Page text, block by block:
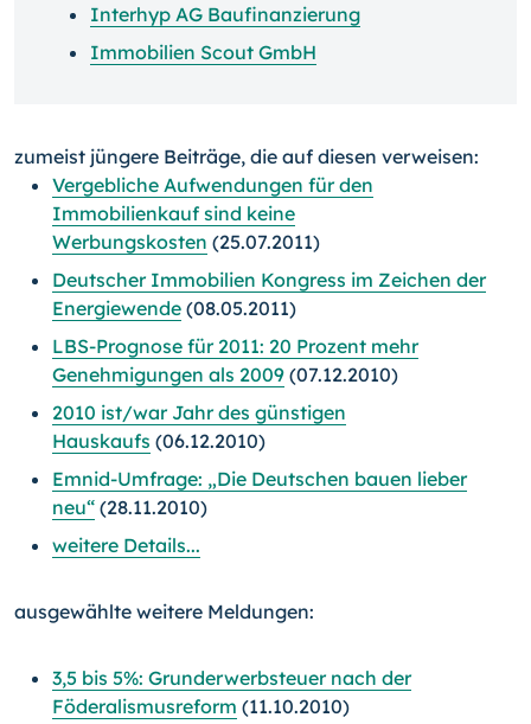
Interhyp AG Baufinanzierung
Immobilien Scout GmbH
zumeist jüngere Beiträge, die auf diesen verweisen:
Vergebliche Aufwendungen für den
Immobilienkauf sind keine
Werbungskosten (25.07.2011)
Deutscher Immobilien Kongress im Zeichen der
Energiewende (08.05.2011)
LBS-Prognose für 2011: 20 Prozent mehr
Genehmigungen als 2009 (07.12.2010)
2010 ist/war Jahr des günstigen
Hauskaufs (06.12.2010)
Emnid-Umfrage: „Die Deutschen bauen lieber
neu“ (28.11.2010)
weitere Details...
ausgewählte weitere Meldungen:
3,5 bis 5%: Grunderwerbsteuer nach der
Föderalismusreform (11.10.2010)